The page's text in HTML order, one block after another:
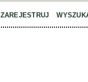
ZAREJESTRUJ